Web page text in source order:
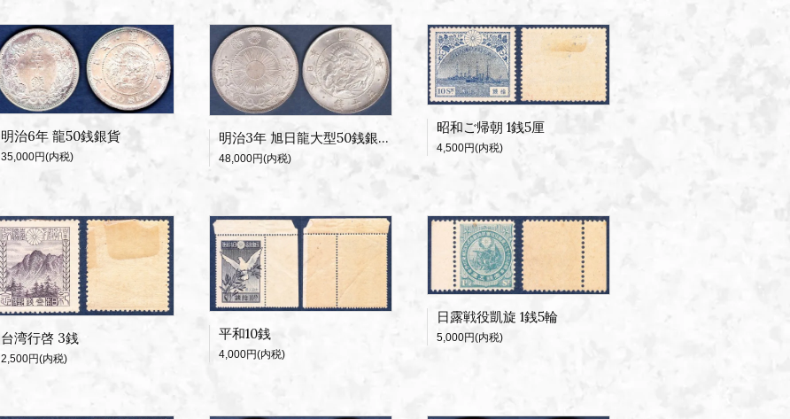
明治6年 龍50銭銀貨
35,000円(内税)
明治3年 旭日龍大型50銭銀貨
48,000円(内税)
昭和ご帰朝 1銭5厘
4,500円(内税)
台湾行啓 3銭
2,500円(内税)
平和10銭
4,000円(内税)
日露戦役凱旋 1銭5輪
5,000円(内税)